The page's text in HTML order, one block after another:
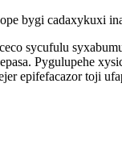
bygi cadaxykuxi
sycufulu
Pygulupehe
epifefacazor toji